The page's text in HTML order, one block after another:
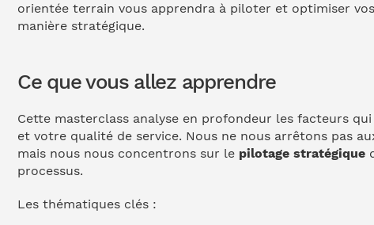
orientée terrain vous apprendra à piloter et optimiser
manière stratégique.
Ce que vous allez apprendre
Cette masterclass analyse en profondeur les facteurs
et votre qualité de service. Nous ne nous arrêtons pas
mais nous nous concentrons sur le pilotage stratégique
processus.
Les thématiques clés :